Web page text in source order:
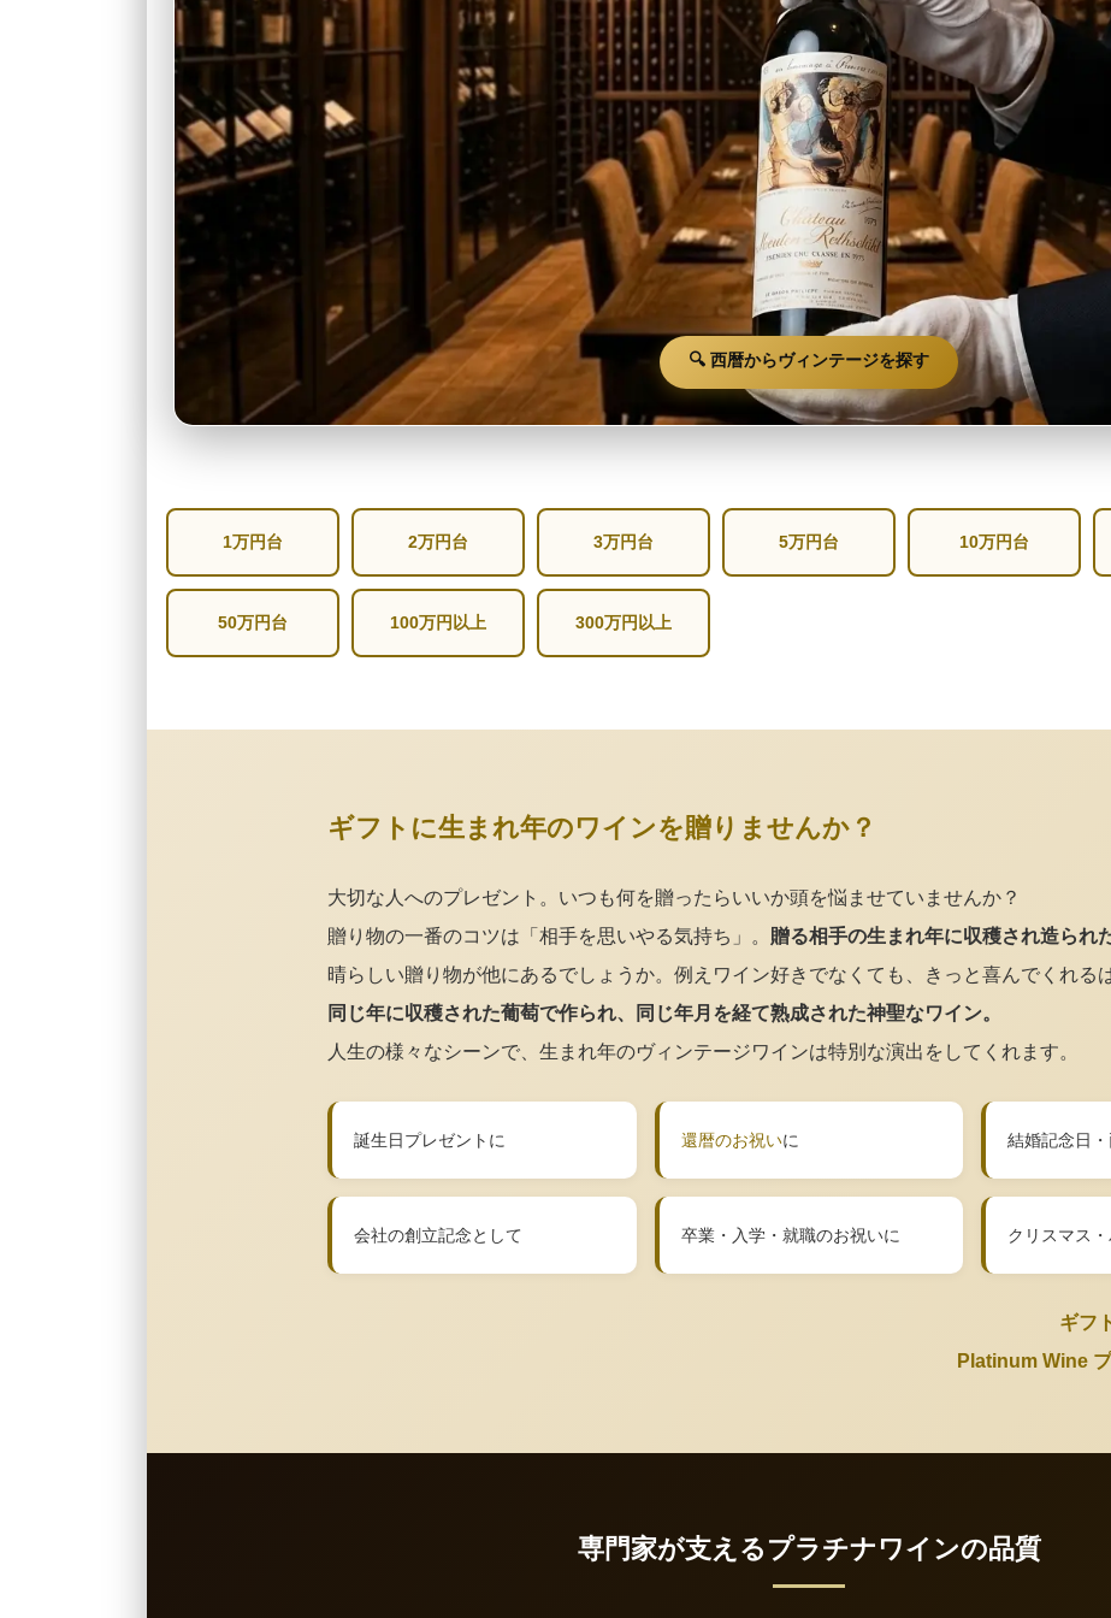
🔍 西暦からヴィンテージを探す
1万円台 2万円台 3万円台 5万円台 10万円台
50万円台 100万円以上 300万円以上
ギフトに生まれ年のワインを贈りませんか？
大切な人へのプレゼント。いつも何を贈ったらいいか頭を悩ませていませんか？
贈り物の一番のコツは「相手を思いやる気持ち」。 贈る相手の生まれ年に収穫され造られ
晴らしい贈り物が他にあるでしょうか。例えワイン好きでなくても、きっと喜んでくれる
同じ年に収穫された葡萄で作られ、同じ年月を経て熟成された神聖なワイン。
人生の様々なシーンで、生まれ年のヴィンテージワインは特別な演出をしてくれます。
誕生日プレゼントに 還暦のお祝いに 結婚記念日
会社の創立記念として 卒業・入学・就職のお祝いに クリスマス
ギフ
Platinum Wine
専門家が支えるプラチナワインの品質